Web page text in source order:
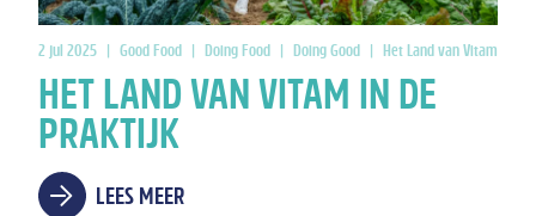
2 jul 2025 | Good Food | Doing Food | Doing Good | Het Land van Vitam
HET LAND VAN VITAM IN DE
PRAKTIJK
LEES MEER